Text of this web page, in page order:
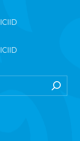
ICIID
ICIID